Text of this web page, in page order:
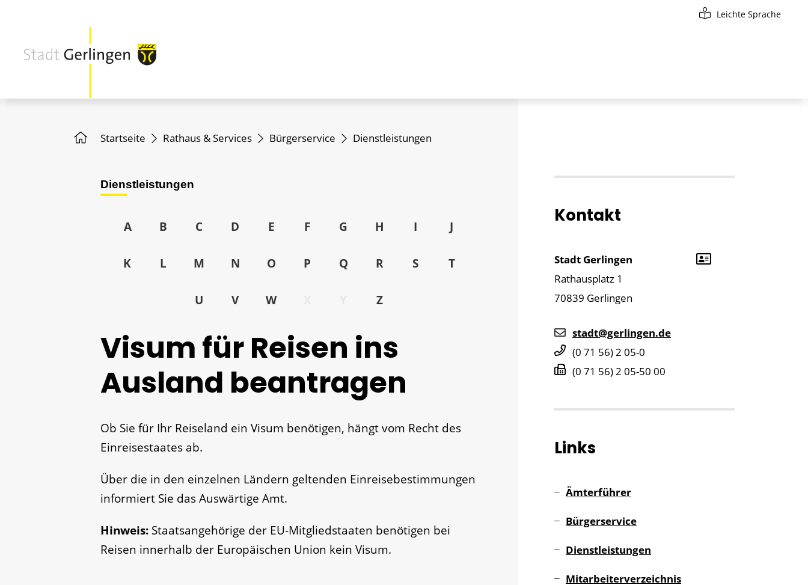
Leichte Sprache
Startseite Rathaus & Services Bürgerservice Dienstleistungen
Dienstleistungen
A B C D E F G H I J
K L M N O P Q R S T
U V W Z
Visum für Reisen ins
Ausland beantragen
Ob Sie für Ihr Reiseland ein Visum benötigen, hängt vom Recht des
Einreisestaates ab.
Über die in den einzelnen Ländern geltenden Einreisebestimmungen
informiert Sie das Auswärtige Amt.
Hinweis: Staatsangehörige der EU-Mitgliedstaaten benötigen bei
Reisen innerhalb der Europäischen Union kein Visum.
Kontakt
Stadt Gerlingen
Rathausplatz 1
70839 Gerlingen
stadt@gerlingen.de
(0 71 56) 2 05-0
(0 71 56) 2 05-50 00
Links
Ämterführer
Bürgerservice
Dienstleistungen
Mitarbeiterverzeichnis